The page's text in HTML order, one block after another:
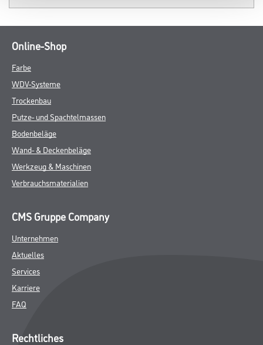
Online-Shop
Farbe
WDV-Systeme
Trockenbau
Putze- und Spachtelmassen
Bodenbeläge
Wand- & Deckenbeläge
Werkzeug & Maschinen
Verbrauchsmaterialien
CMS Gruppe Company
Unternehmen
Aktuelles
Services
Karriere
FAQ
Rechtliches